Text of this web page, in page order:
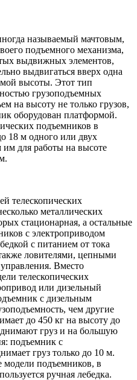
называемый мачтовым,
подъемного механизма,
выдвижных элементов,
выдвигаться вверх одна
высоты. Этот тип
грузоподъемных
на высоту не только грузов,
оборудован платформой.
подъемников в
18 м одного или двух
для работы на высоте
телескопических
металлических
стационарная, а остальные
с электроприводом
с питанием от тока
ловителями, цепными
Вместо
телескопических
или дизельный
с дизельным
чем другие
до 450 кг на высоту до
груз и на большую
подъемник с
груз только до 10 м.
подъемников, в
ручная лебедка.